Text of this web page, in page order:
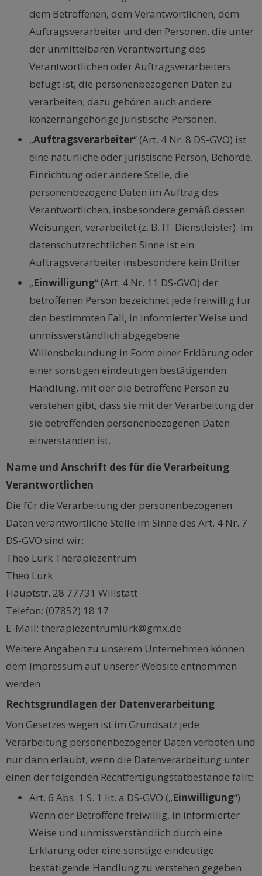
dem Betroffenen, dem Verantwortlichen, dem
Auftragsverarbeiter und den Personen, die unter
der unmittelbaren Verantwortung des
Verantwortlichen oder Auftragsverarbeiters
befugt ist, die personenbezogenen Daten zu
verarbeiten; dazu gehören auch andere
konzernangehörige juristische Personen.
„Auftragsverarbeiter“ (Art. 4 Nr. 8 DS-GVO) ist
eine natürliche oder juristische Person, Behörde,
Einrichtung oder andere Stelle, die
personenbezogene Daten im Auftrag des
Verantwortlichen, insbesondere gemäß dessen
Weisungen, verarbeitet (z. B. IT-Dienstleister). Im
datenschutzrechtlichen Sinne ist ein
Auftragsverarbeiter insbesondere kein Dritter.
„Einwilligung“ (Art. 4 Nr. 11 DS-GVO) der
betroffenen Person bezeichnet jede freiwillig für
den bestimmten Fall, in informierter Weise und
unmissverständlich abgegebene
Willensbekundung in Form einer Erklärung oder
einer sonstigen eindeutigen bestätigenden
Handlung, mit der die betroffene Person zu
verstehen gibt, dass sie mit der Verarbeitung der
sie betreffenden personenbezogenen Daten
einverstanden ist.
Name und Anschrift des für die Verarbeitung
Verantwortlichen
Die für die Verarbeitung der personenbezogenen
Daten verantwortliche Stelle im Sinne des Art. 4 Nr. 7
DS-GVO sind wir:
Theo Lurk Therapiezentrum
Theo Lurk
Hauptstr. 28 77731 Willstätt
Telefon: (07852) 18 17
E-Mail: therapiezentrumlurk@gmx.de
Weitere Angaben zu unserem Unternehmen können
dem Impressum auf unserer Website entnommen
werden.
Rechtsgrundlagen der Datenverarbeitung
Von Gesetzes wegen ist im Grundsatz jede
Verarbeitung personenbezogener Daten verboten und
nur dann erlaubt, wenn die Datenverarbeitung unter
einen der folgenden Rechtfertigungstatbestände fällt:
Art. 6 Abs. 1 S. 1 lit. a DS-GVO („Einwilligung“):
Wenn der Betroffene freiwillig, in informierter
Weise und unmissverständlich durch eine
Erklärung oder eine sonstige eindeutige
bestätigende Handlung zu verstehen gegeben